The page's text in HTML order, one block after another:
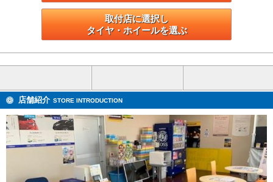
取付店に選択し
タイヤ・ホイールを選ぶ
店舗紹介 STORE INTRODUCTION